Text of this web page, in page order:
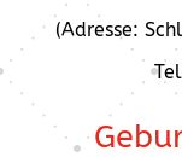
(Adresse: